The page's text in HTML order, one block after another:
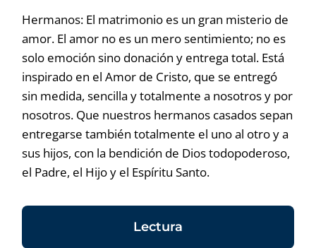
Hermanos: El matrimonio es un gran misterio de
amor. El amor no es un mero sentimiento; no es
solo emoción sino donación y entrega total. Está
inspirado en el Amor de Cristo, que se entregó
sin medida, sencilla y totalmente a nosotros y por
nosotros. Que nuestros hermanos casados sepan
entregarse también totalmente el uno al otro y a
sus hijos, con la bendición de Dios todopoderoso,
el Padre, el Hijo y el Espíritu Santo.
Lectura